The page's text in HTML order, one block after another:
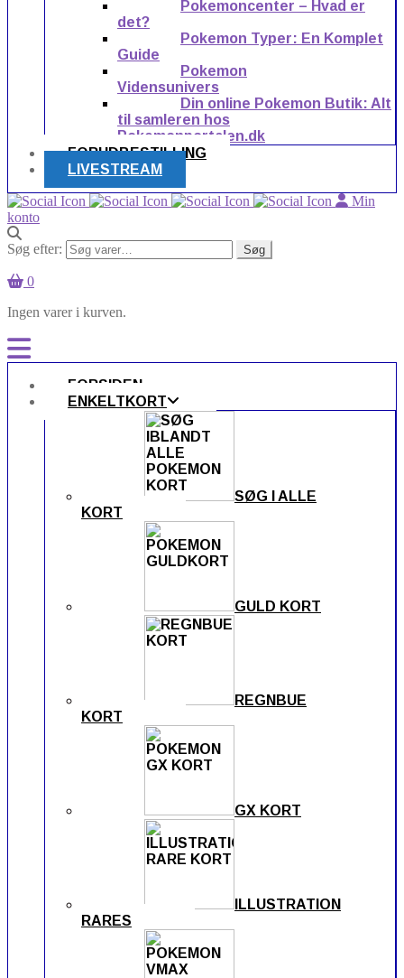
Pokemoncenter – Hvad er
det?
Pokemon Typer: En Komplet
Guide
Pokemon
Vidensunivers
Din online Pokemon Butik: Alt
til samleren hos
Pokemonportalen.dk
FORUDBESTILLING
LIVESTREAM
Min
konto
Søg efter: Søg
0
Ingen varer i kurven.
FORSIDEN
ENKELTKORT
SØG I ALLE
KORT
GULD KORT
REGNBUE
KORT
GX KORT
ILLUSTRATION
RARES